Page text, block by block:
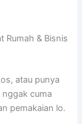
Rumah & Bisnis
atau punya
cuma
pemakaian lo.